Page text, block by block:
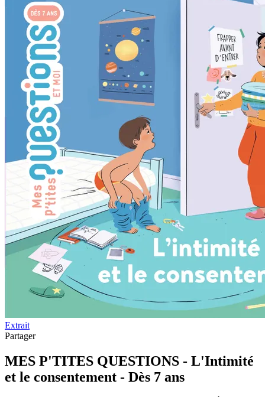
Extrait
Partager
MES P'TITES QUESTIONS - L'Intimité
et le consentement - Dès 7 ans